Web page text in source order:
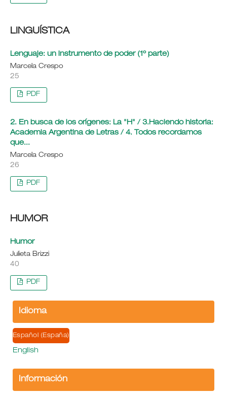
LINGUÍSTICA
Lenguaje: un instrumento de poder (1º parte)
Marcela Crespo
25
PDF
2. En busca de los orígenes: La "H" / 3.Haciendo historia:
Academia Argentina de Letras / 4. Todos recordamos
que...
Marcela Crespo
26
PDF
HUMOR
Humor
Julieta Brizzi
40
PDF
Idioma
Español (España)
English
Información